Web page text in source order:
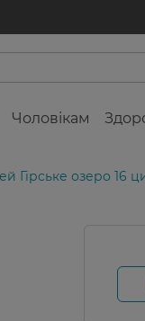
Чоловікам
Гірське озеро 16